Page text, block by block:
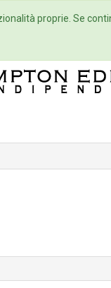
Eventiproprie. Se